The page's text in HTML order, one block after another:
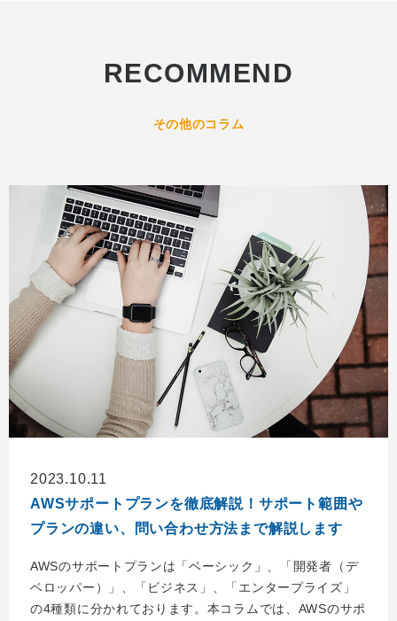
RECOMMEND
その他のコラム
2023.10.11
AWSサポートプランを徹底解説！サポート範囲や
プランの違い、問い合わせ方法まで解説します
AWSのサポートプランは「ベーシック」、「開発者（デ
ベロッパー）」、「ビジネス」、「エンタープライズ」
の4種類に分かれております。本コラムでは、AWSのサポ